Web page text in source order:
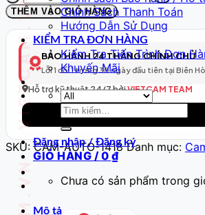
Chính Sách Thanh Toán
Hướng Dẫn Sử Dụng
KIỂM TRA ĐƠN HÀNG
Kiểm Tra Tiến Trình Đơn
Khuyến Mãi
Tìm
Đăng nhập / Đăng ký
GIỎ HÀNG / 0 ₫
Chưa có sản phẩm trong
WiFi
Thông
Minh
Model
419
–
Full
HD
số
THÊM VÀO GIỎ HÀNG
BẢO HÀNH 24 THÁNG CHÍNH CHỦ
Lỗi 1 đổi 1 trong 30 ngày đầu tiên tại Biên
Hỗ trợ kỹ thuật 24/7 bởiVIETCAM TEAM
SKU:CAM-AUTO-1418 Danh mục:
Mô tả